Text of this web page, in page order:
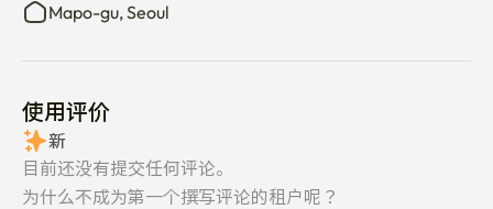
Mapo-gu, Seoul
使用评价
新
目前还没有提交任何评论。
为什么不成为第一个撰写评论的租户呢？